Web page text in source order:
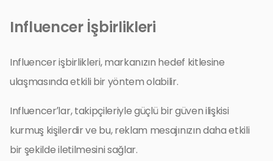
Influencer İşbirlikleri
Influencer işbirlikleri, markanızın hedef kitlesine
ulaşmasında etkili bir yöntem olabilir.
Influencer’lar, takipçileriyle güçlü bir güven ilişkisi
kurmuş kişilerdir ve bu, reklam mesajınızın daha etkili
bir şekilde iletilmesini sağlar.